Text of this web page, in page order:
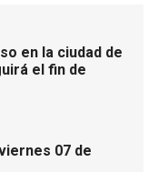
en la ciudad de
el fin de
07 de